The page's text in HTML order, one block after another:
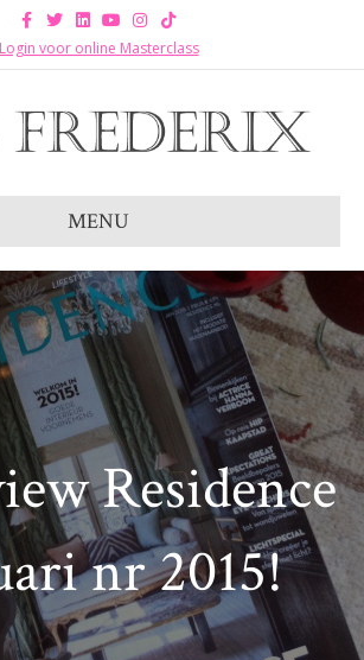
Facebook
TwitterLinkedinYoutubeInstagram
Tiktok
Login voor online Masterclass
MENU
Residence
nr 2015!